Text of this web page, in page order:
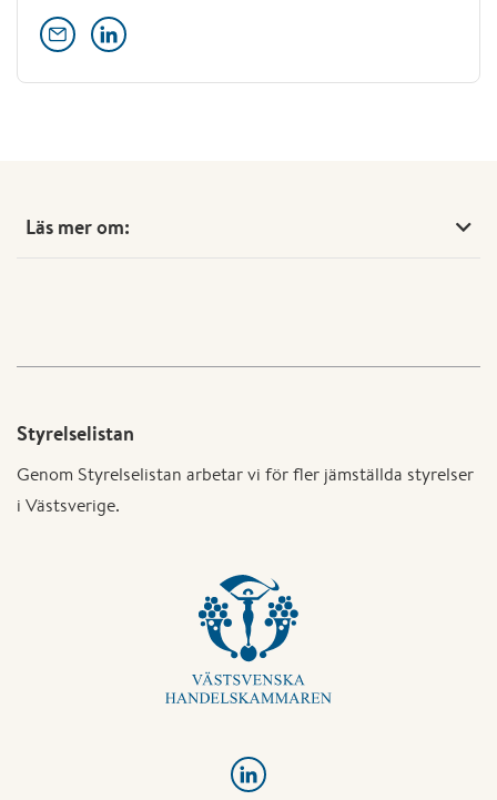
Läs mer om:
Styrelselistan
Genom Styrelselistan arbetar vi för fler jämställda styrelser
i Västsverige.